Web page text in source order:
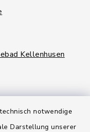
notwendige
Darstellung unserer
Kellenhusen